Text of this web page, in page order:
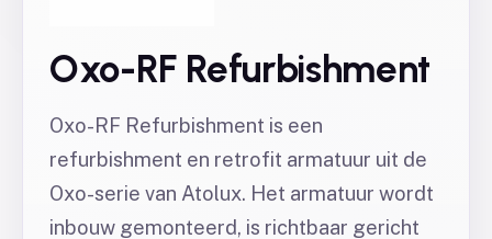
Oxo-RF Refurbishment
Oxo-RF Refurbishment is een
refurbishment en retrofit armatuur uit de
Oxo-serie van Atolux. Het armatuur wordt
inbouw gemonteerd, is richtbaar gericht